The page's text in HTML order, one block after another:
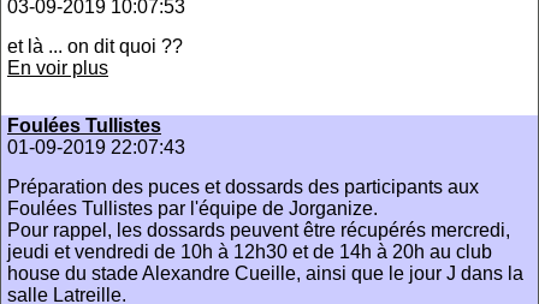
03-09-2019 10:07:53
et là ... on dit quoi ??
En voir plus
Foulées Tullistes
01-09-2019 22:07:43
Préparation des puces et dossards des participants aux
Foulées Tullistes par l'équipe de Jorganize.
Pour rappel, les dossards peuvent être récupérés mercredi,
jeudi et vendredi de 10h à 12h30 et de 14h à 20h au club
house du stade Alexandre Cueille, ainsi que le jour J dans la
salle Latreille.